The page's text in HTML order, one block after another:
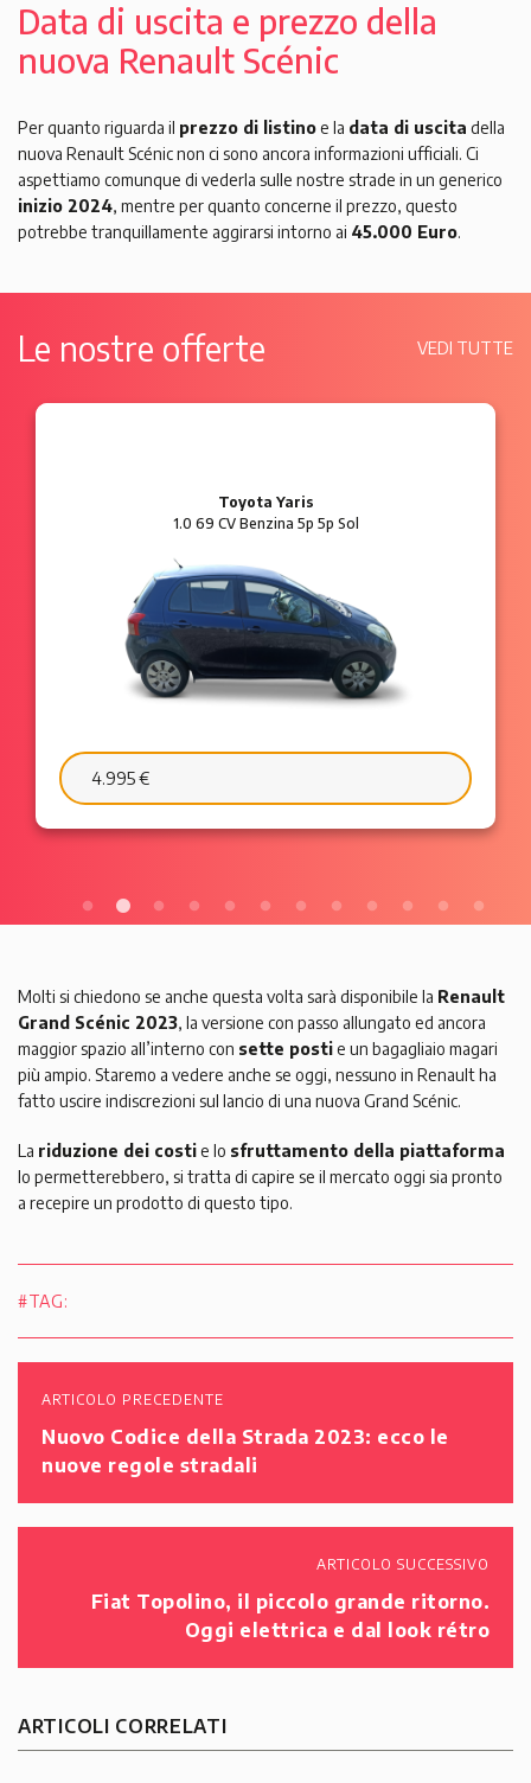
Data di uscita e prezzo della
nuova Renault Scénic
Per quanto riguarda il prezzo di listinoe la data di uscita della
nuova Renault Scénic non ci sono ancora informazioni ufficiali. Ci
aspettiamo comunque di vederla sulle nostre strade in un generico
inizio 2024, mentre per quanto concerne il prezzo, questo
potrebbe tranquillamente aggirarsi intorno ai 45.000 Euro.
Le nostre offerte VEDI TUTTE
Ford Ka
1.2 8V 69 CV Benzina 3p Plus
6.595 €
Molti si chiedono se anche questa volta sarà disponibile la Renault
Grand Scénic 2023, la versione con passo allungato ed ancora
maggior spazio all’interno con sette postie un bagagliaio magari
più ampio. Staremo a vedere anche se oggi, nessuno in Renault ha
fatto uscire indiscrezioni sul lancio di una nuova Grand Scénic.
La riduzione dei costie lo sfruttamento della piattaforma
lo permetterebbero, si tratta di capire se il mercato oggi sia pronto
a recepire un prodotto di questo tipo.
#TAG:
ARTICOLO PRECEDENTE
Nuovo Codice della Strada 2023: ecco le
nuove regole stradali
ARTICOLO SUCCESSIVO
Fiat Topolino, il piccolo grande ritorno.
Oggi elettrica e dal look rétro
ARTICOLI CORRELATI